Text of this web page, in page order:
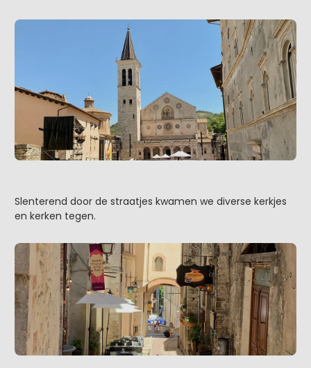
Slenterend door de straatjes kwamen we diverse kerkjes
en kerken tegen.